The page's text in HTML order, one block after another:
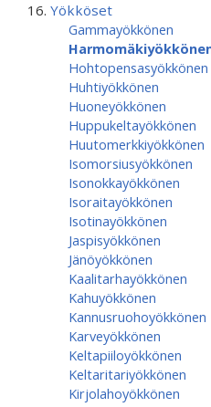
Yökköset
Gammayökkönen
Hohtopensasyökkönen
Huhtiyökkönen
Huoneyökkönen
Huppukeltayökkönen
Huutomerkkiyökkönen
Isomorsiusyökkönen
Isonokkayökkönen
Isoraitayökkönen
Isotinayökkönen
Jaspisyökkönen
Jänöyökkönen
Kaalitarhayökkönen
Kahuyökkönen
Kannusruohoyökkönen
Karveyökkönen
Keltapiiloyökkönen
Keltaritariyökkönen
Kirjolahoyökkönen